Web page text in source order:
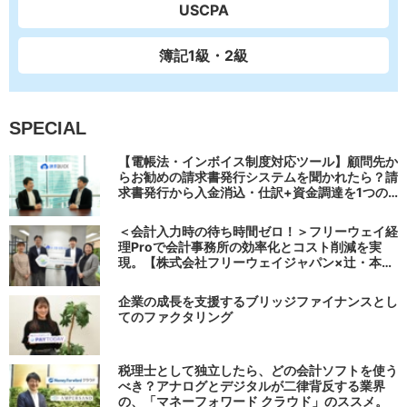
USCPA
簿記1級・2級
SPECIAL
【電帳法・インボイス制度対応ツール】顧問先か
らお勧めの請求書発行システムを聞かれたら？請
求書発行から入金消込・仕訳+資金調達を1つの
＜会計入力時の待ち時間ゼロ！＞フリーウェイ経
理Proで会計事務所の効率化とコスト削減を実
現。【株式会社フリーウェイジャパン×辻・本郷
企業の成長を支援するブリッジファイナンスとし
てのファクタリング
税理士として独立したら、どの会計ソフトを使う
べき？アナログとデジタルが二律背反する業界
の、「マネーフォワード クラウド」のススメ。